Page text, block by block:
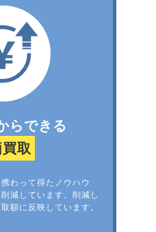
らできる
取
わって得たノウハウ
減しています。削減し
額に反映しています。